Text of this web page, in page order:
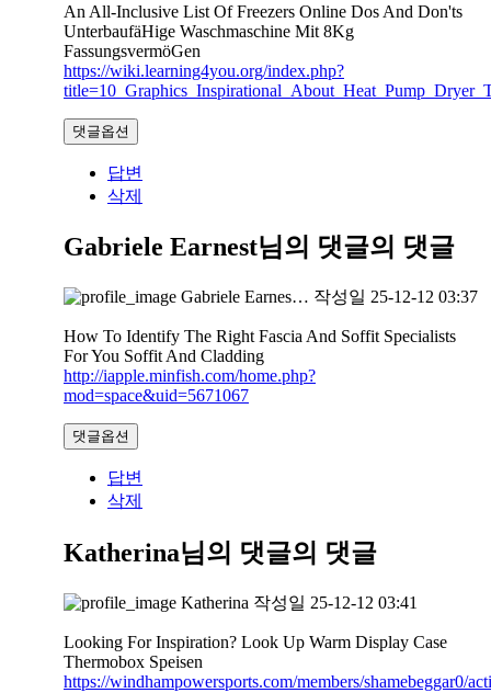
An All-Inclusive List Of Freezers Online Dos And Don'ts
UnterbaufäHige Waschmaschine Mit 8Kg
FassungsvermöGen
https://wiki.learning4you.org/index.php?
댓글옵션
답변
삭제
Gabriele Earnest님의 댓글의 댓글
Gabriele Earnes… 작성일 25-12-12 03:37
How To Identify The Right Fascia And Soffit Specialists
For You Soffit And Cladding
http://iapple.minfish.com/home.php?
mod=space&uid=5671067
댓글옵션
답변
삭제
Katherina님의 댓글의 댓글
Katherina 작성일 25-12-12 03:41
Looking For Inspiration? Look Up Warm Display Case
Thermobox Speisen
https://windhampowersports.com/members/shamebeggar0/